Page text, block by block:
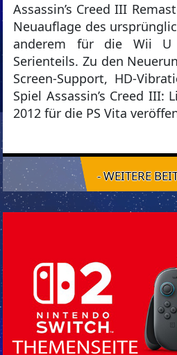
Assassin’s Creed III
Neuauflage des
anderem für die Wii U
Serienteils. Zu den
Screen-Support, HD-
Spiel Assassin’s Creed III:
2012 für die PS Vita
- WEITERE